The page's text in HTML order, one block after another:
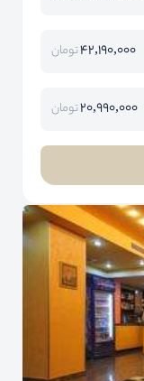
42,190,000تومان
20,990,000تومان